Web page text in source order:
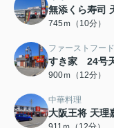
無添くら寿司
745ｍ（10分）
ファーストフード
すき家 24号
900ｍ（12分）
中華料理
大阪王将 天理